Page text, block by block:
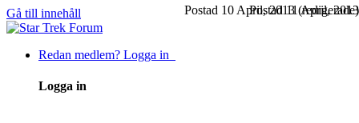
Gå till innehåll
Redan medlem? Logga in
Logga in
Postad 10 April, 2013 (redigerade)
Postad11 April, 2013